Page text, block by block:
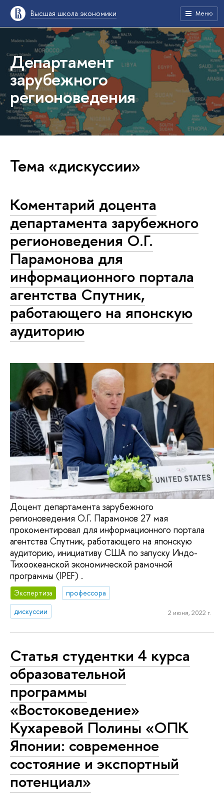
Высшая школа экономики Меню
Департамент
зарубежного
регионоведения
Тема «дискуссии»
Коментарий доцента
департамента зарубежного
регионоведения О.Г.
Парамонова для
информационного портала
агентства Спутник,
работающего на японскую
аудиторию
Доцент департамента зарубежного
регионоведения О.Г. Парамонов 27 мая
прокоментировал для информационного портала
агентства Спутник, работающего на японскую
аудиторию, инициативу США по запуску Индо-
Тихоокеанской экономической рамочной
программы (IPEF) .
Экспертиза
профессора
дискуссии
2 июня, 2022 г.
Статья студентки 4 курса
образовательной
программы
«Востоковедение»
Кухаревой Полины «ОПК
Японии: современное
состояние и экспортный
потенциал»